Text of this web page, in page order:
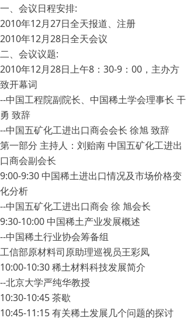
一、会议日程安排:
2010年12月27日全天报道、注册
2010年12月28日全天会议
二、会议议题:
2010年12月28日上午8：30-9：00，主办方
致开幕词
--中国工程院副院长、中国稀土学会理事长 干
勇 致辞
--中国五矿化工进出口商会会长 徐旭 致辞
第一部分 主持人：刘贻南 中国五矿化工进出
口商会副会长
9:00-9:30 中国稀土进出口情况及市场价格变
化分析
--中国五矿化工进出口商会 徐 旭会长
9:30-10:00 中国稀土产业发展概述
--中国稀土行业协会筹备组
工信部原材料司原助理巡视员王彩凤
10:00-10:30 稀土材料科技发展简介
--北京大学严纯华教授
10:30-10:45 茶歇
10:45-11:15 有关稀土发展几个问题的探讨